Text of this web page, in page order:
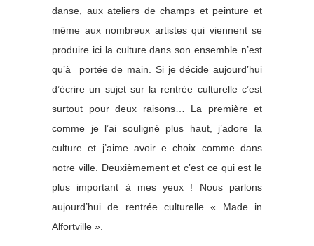
danse, aux ateliers de champs et peinture et
même aux nombreux artistes qui viennent se
produire ici la culture dans son ensemble n’est
qu’à portée de main. Si je décide aujourd’hui
d’écrire un sujet sur la rentrée culturelle c’est
surtout pour deux raisons… La première et
comme je l’ai souligné plus haut, j’adore la
culture et j’aime avoir e choix comme dans
notre ville. Deuxièmement et c’est ce qui est le
plus important à mes yeux ! Nous parlons
aujourd’hui de rentrée culturelle « Made in
Alfortville ».